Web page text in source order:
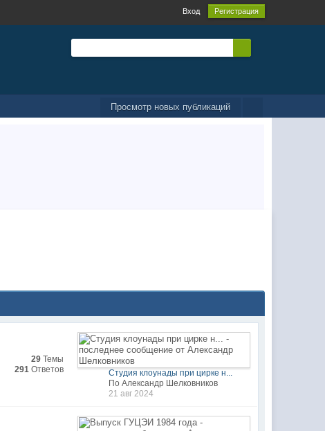
Вход Регистрация
Просмотр новых публикаций
29 Темы
291 Ответов
Студия клоунады при цирке н...
По Александр Шелковников
21 авг 2024